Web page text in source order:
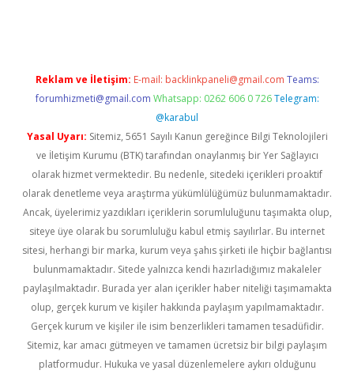
Reklam ve İletişim: E-mail: backlinkpaneli@gmail.com Teams:
forumhizmeti@gmail.com Whatsapp: 0262 606 0 726 Telegram:
@karabul
Yasal Uyarı: Sitemiz, 5651 Sayılı Kanun gereğince Bilgi Teknolojileri
ve İletişim Kurumu (BTK) tarafından onaylanmış bir Yer Sağlayıcı
olarak hizmet vermektedir. Bu nedenle, sitedeki içerikleri proaktif
olarak denetleme veya araştırma yükümlülüğümüz bulunmamaktadır.
Ancak, üyelerimiz yazdıkları içeriklerin sorumluluğunu taşımakta olup,
siteye üye olarak bu sorumluluğu kabul etmiş sayılırlar. Bu internet
sitesi, herhangi bir marka, kurum veya şahıs şirketi ile hiçbir bağlantısı
bulunmamaktadır. Sitede yalnızca kendi hazırladığımız makaleler
paylaşılmaktadır. Burada yer alan içerikler haber niteliği taşımamakta
olup, gerçek kurum ve kişiler hakkında paylaşım yapılmamaktadır.
Gerçek kurum ve kişiler ile isim benzerlikleri tamamen tesadüfidir.
Sitemiz, kar amacı gütmeyen ve tamamen ücretsiz bir bilgi paylaşım
platformudur. Hukuka ve yasal düzenlemelere aykırı olduğunu